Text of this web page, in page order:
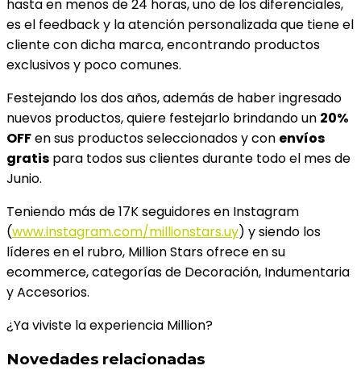
hasta en menos de 24 horas, uno de los diferenciales,
es el feedback y la atención personalizada que tiene el
cliente con dicha marca, encontrando productos
exclusivos y poco comunes.
Festejando los dos años, además de haber ingresado
nuevos productos, quiere festejarlo brindando un 20%
OFFen sus productos seleccionados y con envíos
gratis para todos sus clientes durante todo el mes de
Junio.
Teniendo más de 17K seguidores en Instagram
(www.instagram.com/millionstars.uy) y siendo los
líderes en el rubro, Million Stars ofrece en su
ecommerce, categorías de Decoración, Indumentaria
y Accesorios.
¿Ya viviste la experiencia Million?
Novedades relacionadas